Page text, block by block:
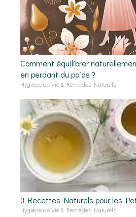
Comment équilibrer
en perdant du poids ?
Hygiène de Vie & Remèdes Naturels
3 Recettes Naturels pour les
Hygiène de Vie & Remèdes Naturels